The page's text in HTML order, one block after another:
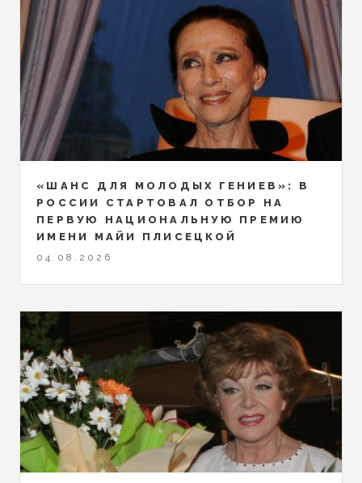
«ШАНС ДЛЯ МОЛОДЫХ ГЕНИЕВ»: В
РОССИИ СТАРТОВАЛ ОТБОР НА
ПЕРВУЮ НАЦИОНАЛЬНУЮ ПРЕМИЮ
ИМЕНИ МАЙИ ПЛИСЕЦКОЙ
04.08.2026